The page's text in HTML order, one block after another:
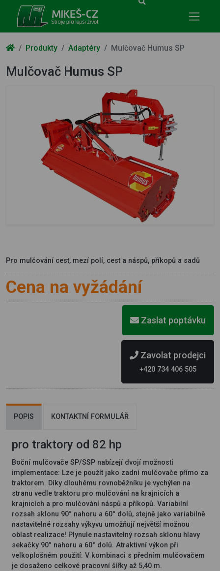
Produkty Adaptéry Mulčovač Humus SP
Mulčovač Humus SP
Pro mulčování cest, mezí polí, cest a náspů, příkopů a sadů
Cena na vyžádání
Zaslat poptávku
Zavolat prodejci
+420 734 406 505
POPIS KONTAKTNÍ FORMULÁŘ
pro traktory od 82 hp
Boční mulčovače SP/SSP nabízejí dvojí možnosti
implementace: Lze je použít jako zadní mulčovače přímo za
traktorem. Díky dlouhému rovnoběžníku je vychýlen na
stranu vedle traktoru pro mulčování na krajnicích a
krajnicích a pro mulčování náspů a příkopů. Variabilní
rozsah sklonu 90° nahoru a 60° dolů, stejně jako variabilně
nastavitelné rozsahy výkyvu umožňují největší možnou
oblast realizace! Plynule nastavitelný rozsah sklonu hlavy
sekačky 90° nahoru a 60° dolů. Atraktivní výkon při
velkoplošném použití: V kombinaci s předním mulčovačem
je dosaženo celkové pracovní šířky až 5,40 m.